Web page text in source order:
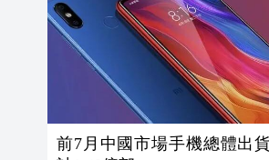
前7月中國市場手機總體出